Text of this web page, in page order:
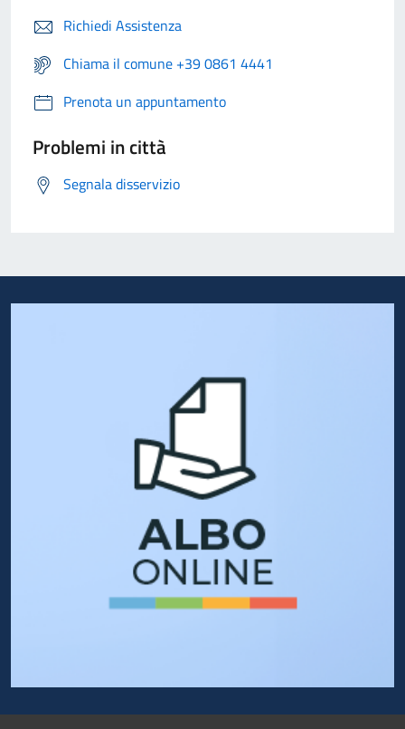
Richiedi Assistenza
Chiama il comune +39 0861 4441
Prenota un appuntamento
Problemi in città
Segnala disservizio